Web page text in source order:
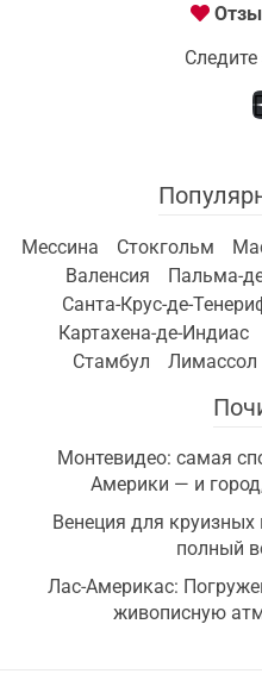
Мессина Стокгольм
Валенсия
Пальма-
Санта-Крус-де-
Картахена-де-Индиас
Стамбул
Лимассол
Монтевидео: самая
Америки — и
Венеция для круизных
полный
Лас-Америкас:
живописную